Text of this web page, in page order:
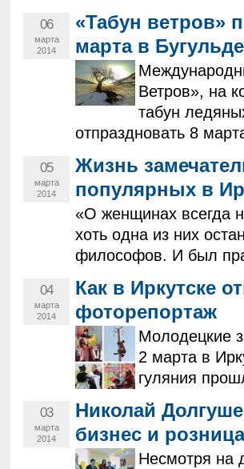
06
марта
2014
«Табун ветров»
марта в
Ветров», на
табун
отпраздновать 8
05
марта
2014
Жизнь
популярных в
«О женщинах всегда
хоть одна из них
философов. И был
04
марта
2014
Как в Иркутске
фоторепортаж
Молодецкие
2 марта в
гуляния
03
марта
2014
Николай
бизнес и
Несмотря на